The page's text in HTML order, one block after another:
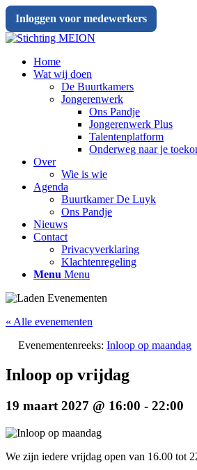
Inloggen voor medewerkers
Home
Wat wij doen
De Buurtkamers
Jongerenwerk
Ons Pandje
Jongerenwerk Plus
Talentenplatform
Onderweg naar je
Over
Wie is wie
Agenda
Buurtkamer De Luyk
Ons Pandje
Nieuws
Contact
Privacyverklaring
Klachtenregeling
Menu Menu
« Alle evenementen
Evenementenreeks: Inloop op maandag
Inloop op vrijdag
19 maart 2027 @ 16:00 - 22:00
We zijn iedere vrijdag open van 16.00 tot